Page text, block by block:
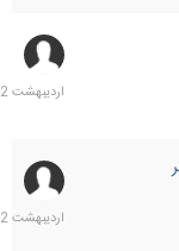
22
18